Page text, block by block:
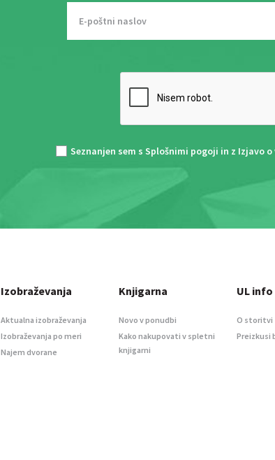
Seznanjen sem s Splošnimi pogoji in z Izjavo
Izobraževanja
Aktualna izobraževanja
Izobraževanja po meri
Najem dvorane
Knjigarna
Novo v ponudbi
Kako nakupovati v spletni
knjigarni
UL
O storitvi
Preizkusi